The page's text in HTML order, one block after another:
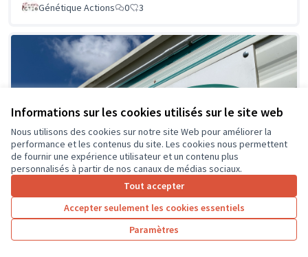
Informations sur les cookies utilisés sur le site web
Nous utilisons des cookies sur notre site Web pour améliorer la
performance et les contenus du site. Les cookies nous permettent
de fournir une expérience utilisateur et un contenu plus
personnalisés à partir de nos canaux de médias sociaux.
Tout accepter
Accepter seulement les cookies essentiels
Paramètres
Génétique Actions 0 3